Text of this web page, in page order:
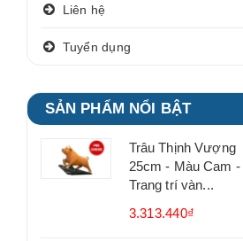
Liên hệ
Tuyển dụng
SẢN PHẨM NỔI BẬT
Trâu Thịnh Vượng
25cm - Màu Cam -
Trang trí vàn...
3.313.440₫